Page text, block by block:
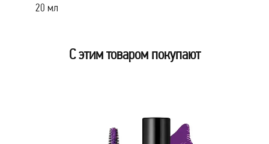
20 мл
С этим товаром покупают